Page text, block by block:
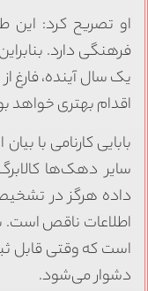
او تصریح کرد: این
فرهنگی دارد.
یک سال آینده، فارغ
اقدام بهتری خواهد
بابایی کارنامی با
سایر دهک‌ها
داده هرگز در
اطلاعات ناقص است.
است که وقتی قابل
دشوار می‌شود.